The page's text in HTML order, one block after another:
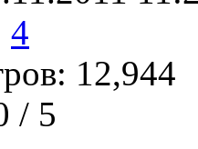
4
12,944
/ 5